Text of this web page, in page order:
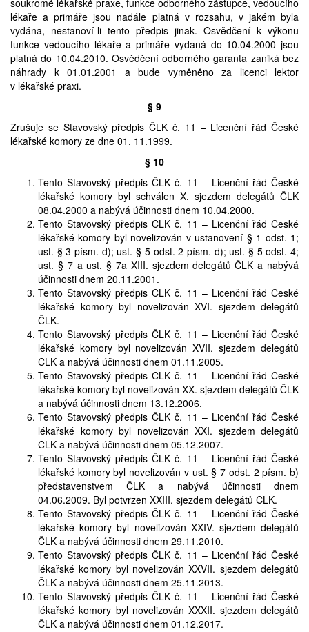
soukromé lékařské praxe, funkce odborného zástupce, vedoucího
lékaře a primáře jsou nadále platná v rozsahu, v jakém byla
vydána, nestanoví-li tento předpis jinak. Osvědčení k výkonu
funkce vedoucího lékaře a primáře vydaná do 10.04.2000 jsou
platná do 10.04.2010. Osvědčení odborného garanta zaniká bez
náhrady k 01.01.2001 a bude vyměněno za licenci lektor
v lékařské praxi.
§ 9
Zrušuje se Stavovský předpis ČLK č. 11 – Licenční řád České
lékařské komory ze dne 01. 11.1999.
§ 10
Tento Stavovský předpis ČLK č. 11 – Licenční řád České
lékařské komory byl schválen X. sjezdem delegátů ČLK
08.04.2000 a nabývá účinnosti dnem 10.04.2000.
Tento Stavovský předpis ČLK č. 11 – Licenční řád České
lékařské komory byl novelizován v ustanovení § 1 odst. 1;
ust. § 3 písm. d); ust. § 5 odst. 2 písm. d); ust. § 5 odst. 4;
ust. § 7 a ust. § 7a XIII. sjezdem delegátů ČLK a nabývá
účinnosti dnem 20.11.2001.
Tento Stavovský předpis ČLK č. 11 – Licenční řád České
lékařské komory byl novelizován XVI. sjezdem delegátů
ČLK.
Tento Stavovský předpis ČLK č. 11 – Licenční řád České
lékařské komory byl novelizován XVII. sjezdem delegátů
ČLK a nabývá účinnosti dnem 01.11.2005.
Tento Stavovský předpis ČLK č. 11 – Licenční řád České
lékařské komory byl novelizován XX. sjezdem delegátů ČLK
a nabývá účinnosti dnem 13.12.2006.
Tento Stavovský předpis ČLK č. 11 – Licenční řád České
lékařské komory byl novelizován XXI. sjezdem delegátů
ČLK a nabývá účinnosti dnem 05.12.2007.
Tento Stavovský předpis ČLK č. 11 – Licenční řád České
lékařské komory byl novelizován v ust. § 7 odst. 2 písm. b)
představenstvem ČLK a nabývá účinnosti dnem
04.06.2009. Byl potvrzen XXIII. sjezdem delegátů ČLK.
Tento Stavovský předpis ČLK č. 11 – Licenční řád České
lékařské komory byl novelizován XXIV. sjezdem delegátů
ČLK a nabývá účinnosti dnem 29.11.2010.
Tento Stavovský předpis ČLK č. 11 – Licenční řád České
lékařské komory byl novelizován XXVII. sjezdem delegátů
ČLK a nabývá účinnosti dnem 25.11.2013.
Tento Stavovský předpis ČLK č. 11 – Licenční řád České
lékařské komory byl novelizován XXXII. sjezdem delegátů
ČLK a nabývá účinnosti dnem 01.12.2017.